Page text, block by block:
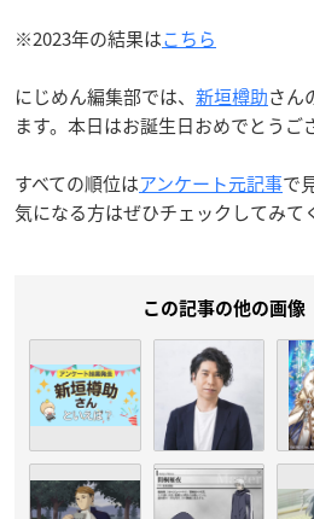
※2023年の結果はこちら
にじめん編集部では、 新垣樽助さん
ます。本日はお誕生日おめでとうご
すべての順位はアンケート元記事で
気になる方はぜひチェックしてみて
この記事の他の画像